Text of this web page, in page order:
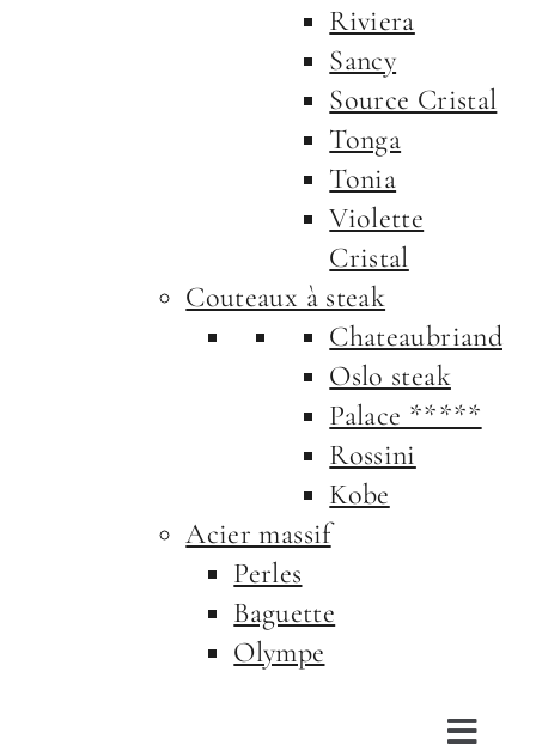
Riviera
Sancy
Source Cristal
Tonga
Tonia
Violette
Cristal
Couteaux à steak
Chateaubriand
Oslo steak
Palace *****
Rossini
Kobe
Acier massif
Perles
Baguette
Olympe